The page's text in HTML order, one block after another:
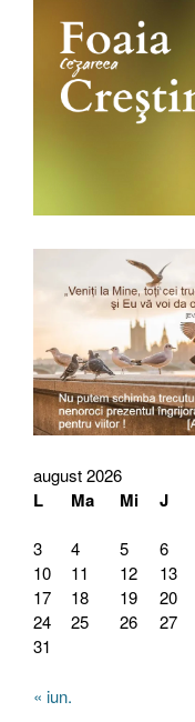
august 2026
L Ma Mi J
3
4 5 6
10
11 12 13
17
18 19 20
24
25 26 27
31
« iun.